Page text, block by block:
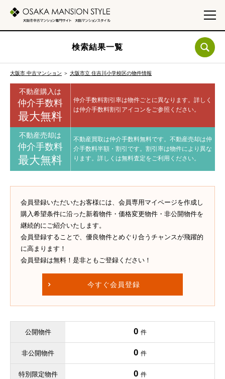
検索結果一覧
大阪市 中古マンション ＞ 大阪市立 住吉川小学校区の物件情報
不動産購入は
仲介手数料
最大無料
仲介手数料割引率は物件ごとに異なります。 詳しく
は仲介手数料割引アイコンをご参照ください。
不動産売却は
仲介手数料
最大無料
不動産買取は仲介手数料無料です。 不動産売却は仲
介手数料半額・割引です。 割引率は物件により異な
ります。 詳しくは無料査定をご利用ください。
会員登録いただいたお客様には、会員専用マイページを作成し
購入希望条件に沿った新着物件・価格変更物件・非公開物件を
継続的にご紹介いたします。
会員登録することで、優良物件とめぐり合うチャンスが飛躍的
に高まります！
会員登録は無料！是非ともご登録ください！
今すぐ会員登録
公開物件 0 件
非公開物件 0 件
特別限定物件 0 件